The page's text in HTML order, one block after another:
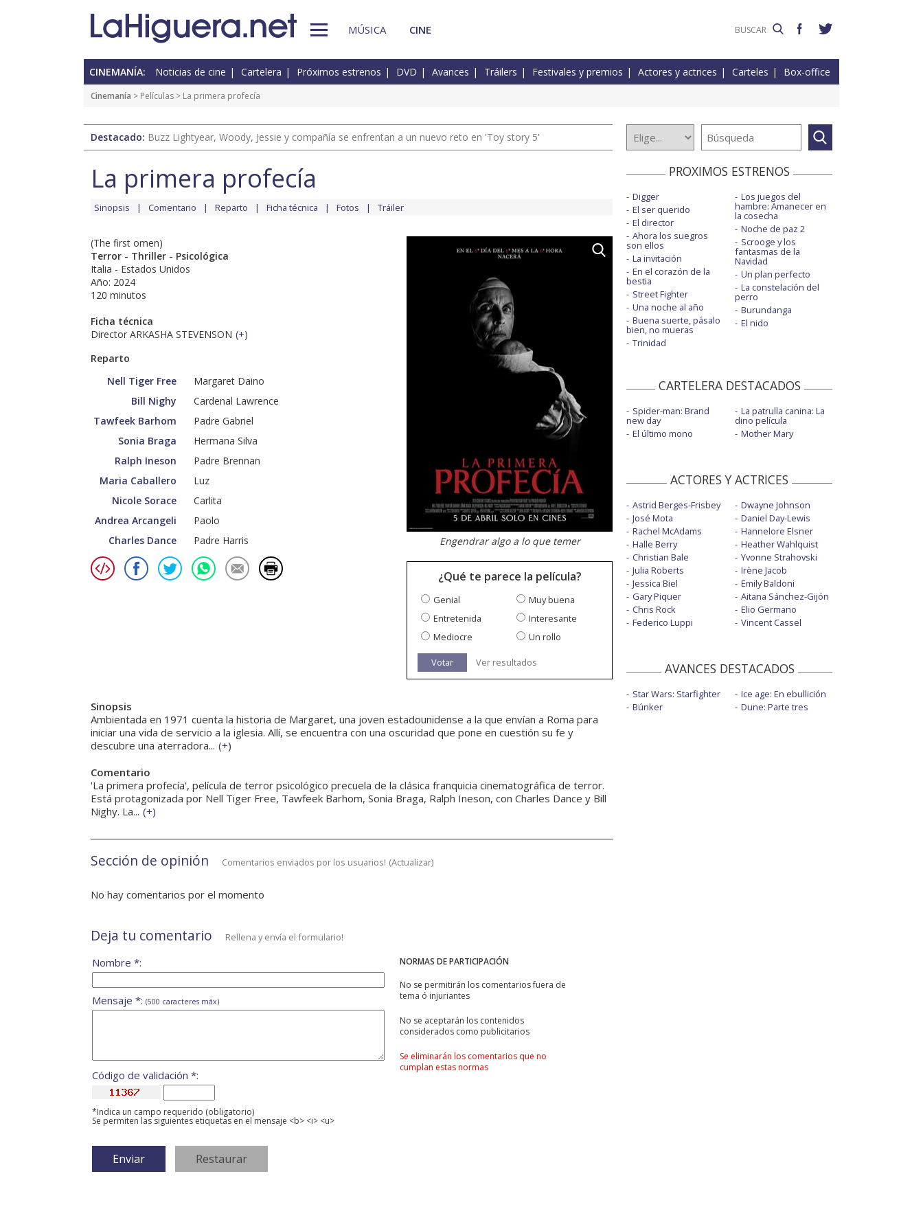
MÚSICA CINE
CINEMANÍA: Noticias de cine Cartelera Próximos estrenos DVD Avances Tráilers Festivales y premios Actores y actrices Carteles Box-office
Cinemanía > Películas > La primera profecía
Destacado: Buzz Lightyear, Woody, Jessie y compañía se enfrentan a un nuevo reto en 'Toy story 5'
La primera profecía
Sinopsis Comentario Reparto Ficha técnica Fotos Tráiler
(The first omen)
Terror - Thriller - Psicológica
Italia - Estados Unidos
Año: 2024
120 minutos
Ficha técnica
Director ARKASHA STEVENSON (+)
Reparto
Nell Tiger Free
Margaret Daino
Bill Nighy
Cardenal Lawrence
Tawfeek Barhom
Padre Gabriel
Sonia Braga
Hermana Silva
Ralph Ineson
Padre Brennan
Maria Caballero
Luz
Nicole Sorace
Carlita
Andrea Arcangeli
Paolo
Charles Dance
Padre Harris Engendrar algo a lo que temer
¿Qué te parece la película?
Genial
Muy buena
Entretenida
Interesante
Mediocre
Un rollo
Votar Ver resultados
Sinopsis
Ambientada en 1971 cuenta la historia de Margaret, una joven estadounidense a la que envían a Roma para
iniciar una vida de servicio a la iglesia. Allí, se encuentra con una oscuridad que pone en cuestión su fe y
descubre una aterradora... (+)
Comentario
'La primera profecía', película de terror psicológico precuela de la clásica franquicia cinematográfica de terror.
Está protagonizada por Nell Tiger Free, Tawfeek Barhom, Sonia Braga, Ralph Ineson, con Charles Dance y Bill
Nighy. La... (+)
Sección de opinión Comentarios enviados por los usuarios! (Actualizar)
No hay comentarios por el momento
Deja tu comentario Rellena y envía el formulario!
NORMAS DE PARTICIPACIÓN
No se permitirán los comentarios fuera de
tema ó injuriantes
No se aceptarán los contenidos
considerados como publicitarios
Se eliminarán los comentarios que no
cumplan estas normas
Nombre *:
Mensaje *: (500 caracteres máx)
Código de validación *:
*Indica un campo requerido (obligatorio)
Se permiten las siguientes etiquetas en el mensaje <b> <i> <u>
PROXIMOS ESTRENOS
Digger
El ser querido
El director
Ahora los suegros
son ellos
La invitación
En el corazón de la
bestia
Street Fighter
Una noche al año
Buena suerte, pásalo
bien, no mueras
Trinidad
Los juegos del
hambre: Amanecer en
la cosecha
Noche de paz 2
Scrooge y los
fantasmas de la
Navidad
Un plan perfecto
La constelación del
perro
Burundanga
El nido
CARTELERA DESTACADOS
Spider-man: Brand
new day
El último mono
La patrulla canina: La
dino película
Mother Mary
ACTORES Y ACTRICES
Astrid Berges-Frisbey
José Mota
Rachel McAdams
Halle Berry
Christian Bale
Julia Roberts
Jessica Biel
Gary Piquer
Chris Rock
Federico Luppi
Dwayne Johnson
Daniel Day-Lewis
Hannelore Elsner
Heather Wahlquist
Yvonne Strahovski
Irène Jacob
Emily Baldoni
Aitana Sánchez-Gijón
Elio Germano
Vincent Cassel
AVANCES DESTACADOS
Star Wars: Starfighter
Búnker
Ice age: En ebullición
Dune: Parte tres